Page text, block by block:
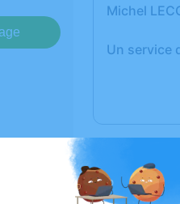
Michel
Un service